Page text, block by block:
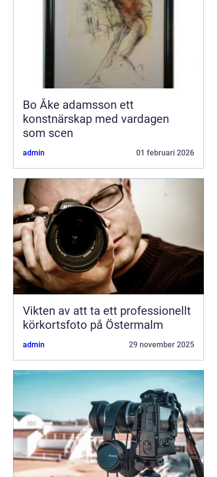
Bo Åke adamsson ett
konstnärskap med vardagen
som scen
admin 01 februari 2026
Vikten av att ta ett professionellt
körkortsfoto på Östermalm
admin 29 november 2025